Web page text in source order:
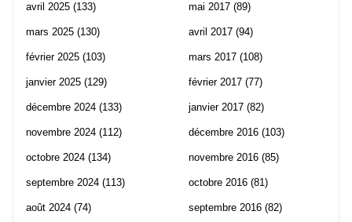
avril 2025 (133)
mars 2025 (130)
février 2025 (103)
janvier 2025 (129)
décembre 2024 (133)
novembre 2024 (112)
octobre 2024 (134)
septembre 2024 (113)
août 2024 (74)
mai 2017 (89)
avril 2017 (94)
mars 2017 (108)
février 2017 (77)
janvier 2017 (82)
décembre 2016 (103)
novembre 2016 (85)
octobre 2016 (81)
septembre 2016 (82)